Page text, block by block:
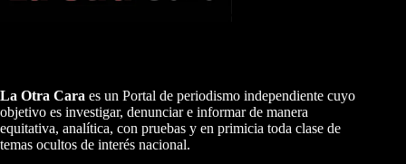
La Otra Cara es un Portal de periodismo independiente cuyo
objetivo es investigar, denunciar e informar de manera
equitativa, analítica, con pruebas y en primicia toda clase de
temas ocultos de interés nacional.